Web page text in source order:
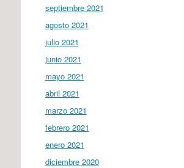
septiembre 2021
agosto 2021
julio 2021
junio 2021
mayo 2021
abril 2021
marzo 2021
febrero 2021
enero 2021
diciembre 2020